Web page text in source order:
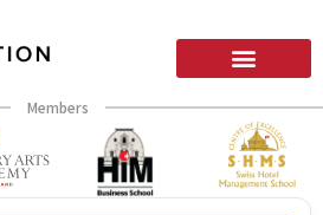
Members